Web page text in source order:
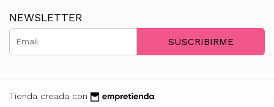
NEWSLETTER
SUSCRIBIRME
Tienda creada con